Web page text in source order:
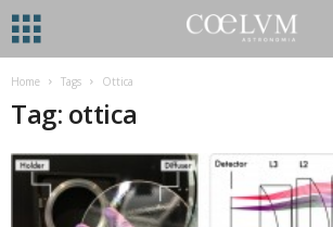
Home Tags Ottica
Tag: ottica